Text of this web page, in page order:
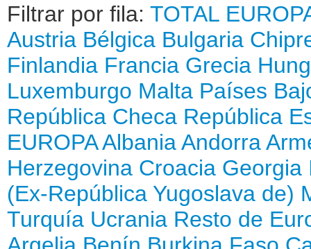
Filtrar por fila: TOTAL
Austria Bélgica Bulgaria
Finlandia Francia Grecia
Luxemburgo Malta Países
República Checa República
EUROPAAlbaniaAndorra
Herzegovina Croacia Georgia
(Ex-República Yugoslava de)
Turquía Ucrania Resto de